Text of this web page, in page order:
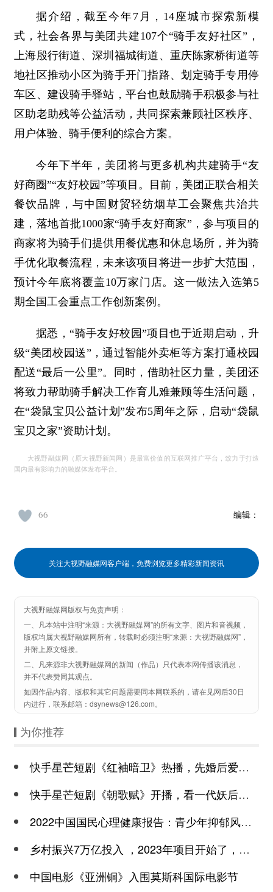
据介绍，截至今年7月，14座城市探索新模
式，社会各界与美团共建107个“骑手友好社区”，
上海殷行街道、深圳福城街道、重庆陈家桥街道等
地社区推动小区为骑手开门指路、划定骑手专用停
车区、建设骑手驿站，平台也鼓励骑手积极参与社
区助老助残等公益活动，共同探索兼顾社区秩序、
用户体验、骑手便利的综合方案。
今年下半年，美团将与更多机构共建骑手“友
好商圈”“友好校园”等项目。目前，美团正联合相关
餐饮品牌，与中国财贸轻纺烟草工会聚焦共治共
建，落地首批1000家“骑手友好商家”，参与项目的
商家将为骑手们提供用餐优惠和休息场所，并为骑
手优化取餐流程，未来该项目将进一步扩大范围，
预计今年底将覆盖10万家门店。这一做法入选第5
期全国工会重点工作创新案例。
据悉，“骑手友好校园”项目也于近期启动，升
级“美团校园送”，通过智能外卖柜等方案打通校园
配送“最后一公里”。同时，借助社区力量，美团还
将致力帮助骑手解决工作育儿难兼顾等生活问题，
在“袋鼠宝贝公益计划”发布5周年之际，启动“袋鼠
宝贝之家”资助计划。
大视野融媒网（原大视野新闻网）是最富价值的互联网推广平台，致力于打造
国内最有影响力的融媒体发布平台。
编辑：
66
关注大视野融媒网客户端，免费浏览更多精彩新闻资讯
大视野融媒网版权与免责声明：
一、凡本站中注明“来源：大视野融媒网”的所有文字、图片和音视频，
版权均属大视野融媒网所有，转载时必须注明“来源：大视野融媒网”，
并附上原文链接。
二、凡来源非大视野融媒网的新闻（作品）只代表本网传播该消息，
并不代表赞同其观点。
如因作品内容、版权和其它问题需要同本网联系的，请在见网后30日
内进行，联系邮箱：dsynews@126.com。
为你推荐
快手星芒短剧《红袖暗卫》热播，先婚后爱诠释别样浪漫
快手星芒短剧《朝歌赋》开播，看一代妖后与心机皇上极限拉扯
2022中国国民心理健康报告：青少年抑郁风险高于成年
乡村振兴7万亿投入 ，2023年项目开始了，总有一个适合你
中国电影《亚洲铜》入围莫斯科国际电影节